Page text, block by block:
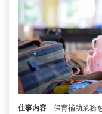
仕事内容
保育補助業務